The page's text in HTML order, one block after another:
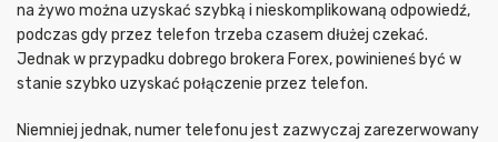
na żywo można uzyskać szybką i nieskomplikowaną odpowiedź,
podczas gdy przez telefon trzeba czasem dłużej czekać.
Jednak w przypadku dobrego brokera Forex, powinieneś być w
stanie szybko uzyskać połączenie przez telefon.
Niemniej jednak, numer telefonu jest zazwyczaj zarezerwowany